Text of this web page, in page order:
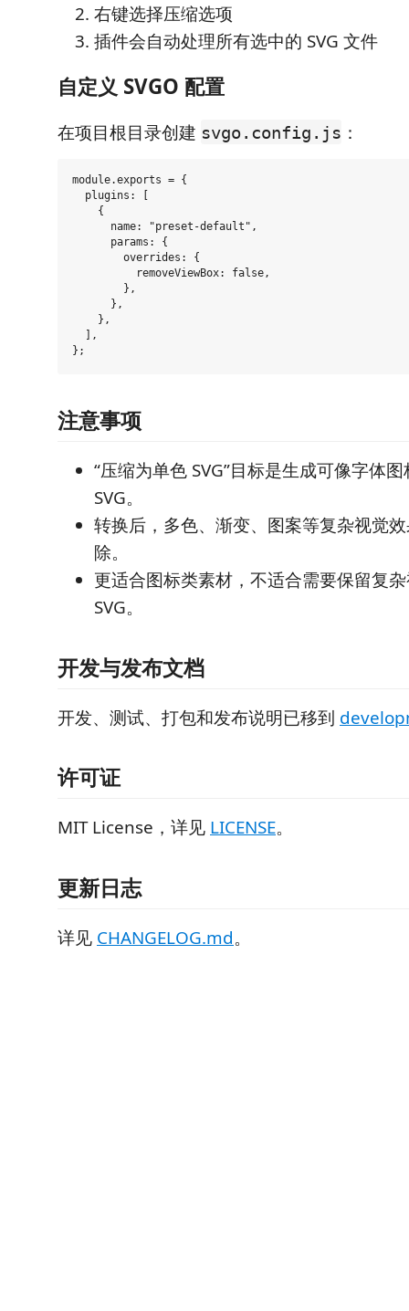
右键选择压缩选项
插件会自动处理所有选中的 SVG 文件
自定义 SVGO 配置
在项目根目录创建 svgo.config.js ：
module.exports = {
  plugins: [
    {
      name: "preset-default",
      params: {
        overrides: {
          removeViewBox: false,
        },
      },
    },
  ],
注意事项
“压缩为单色 SVG”目标是生成可像字体
SVG。
转换后，多色、渐变、图案等复杂视觉
除。
更适合图标类素材，不适合需要保留复
SVG。
开发与发布文档
开发、测试、打包和发布说明已移到
许可证
MIT License，详见 LICENSE。
更新日志
详见 CHANGELOG.md。